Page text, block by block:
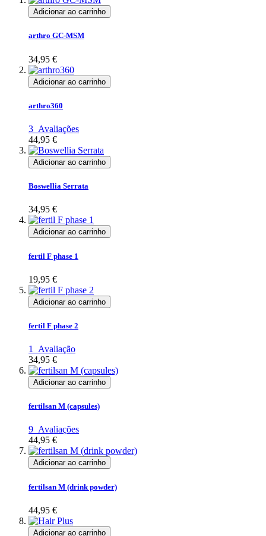
Adicionar ao carrinho
arthro GC-MSM
34,95 €
Adicionar ao carrinho
arthro360
3 Avaliações
44,95 €
Adicionar ao carrinho
Boswellia Serrata
34,95 €
Adicionar ao carrinho
fertil F phase 1
19,95 €
Adicionar ao carrinho
fertil F phase 2
1 Avaliação
34,95 €
Adicionar ao carrinho
fertilsan M (capsules)
9 Avaliações
44,95 €
Adicionar ao carrinho
fertilsan M (drink powder)
44,95 €
Adicionar ao carrinho